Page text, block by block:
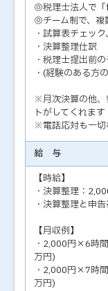
◎税理士法人で
◎チーム制で、複
・試算表チェッ
・決算整理仕訳
・税理士提出前
・(経験のある方
※月次決算の他、
トがしてくれます
※電話応対も一切
給 与
【時給】
・決算整理：
・決算整理と申
【月収例】
・2,000円×6時
万円)
・2,000円×7時
万円)